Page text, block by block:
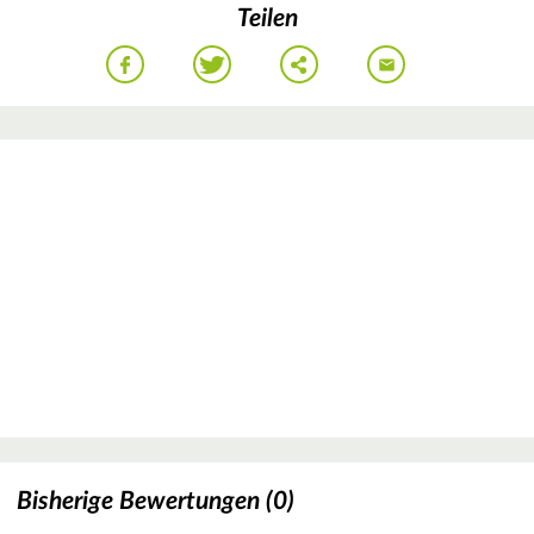
Teilen
Bisherige Bewertungen (0)